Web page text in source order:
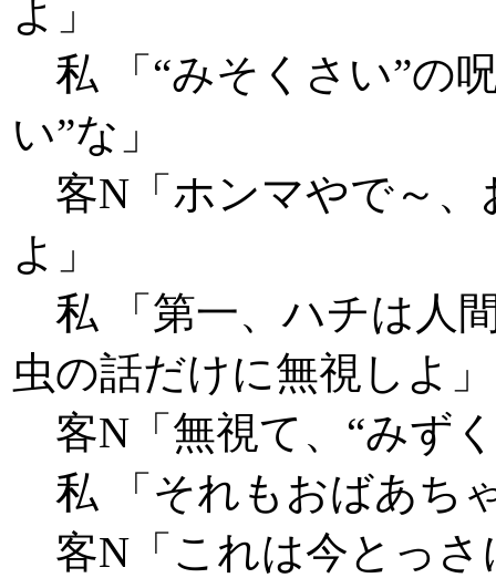
よ」
私 「“みそくさい”の
い”な」
客N「ホンマやで～、
よ」
私 「第一、ハチは人
虫の話だけに無視しよ」
客N「無視て、“みず
私 「それもおばあち
客N「これは今とっさ